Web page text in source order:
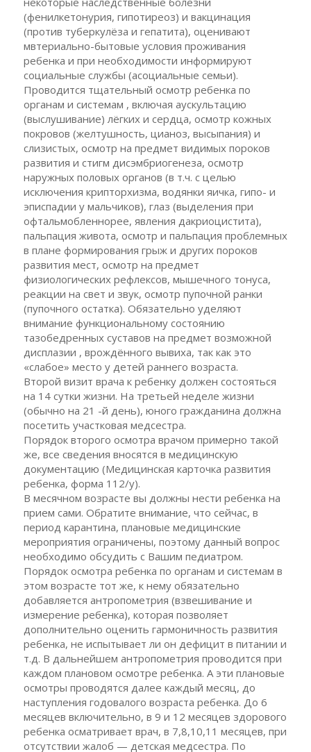
(фенилкетонурия, гипотиреоз) и вакцинация
(против туберкулёза и гепатита), оценивают
мвтериально-бытовые условия проживания
ребенка и при необходимости информируют
социальные службы (асоциальные семьи).
Проводится тщательный осмотр ребенка по
органам и системам , включая аускультацию
(выслушивание) лёгких и сердца, осмотр кожных
покровов (желтушность, цианоз, высыпания) и
слизистых, осмотр на предмет видимых пороков
развития и стигм дисэмбриогенеза, осмотр
наружных половых органов (в т.ч. с целью
исключения крипторхизма, водянки яичка, гипо- и
эписпадии у мальчиков), глаз (выделения при
офтальмобленнорее, явления дакриоцистита),
пальпация живота, осмотр и пальпация проблемных
в плане формирования грыж и других пороков
развития мест, осмотр на предмет
физиологических рефлексов, мышечного тонуса,
реакции на свет и звук, осмотр пупочной ранки
(пупочного остатка). Обязательно уделяют
внимание функциональному состоянию
тазобедренных суставов на предмет возможной
дисплазии , врождённого вывиха, так как это
«слабое» место у детей раннего возраста.
Второй визит врача к ребенку должен состояться
на 14 сутки жизни. На третьей неделе жизни
(обычно на 21 -й день), юного гражданина должна
посетить участковая медсестра.
Порядок второго осмотра врачом примерно такой
же, все сведения вносятся в медицинскую
документацию (Медицинская карточка развития
ребенка, форма 112/у).
В месячном возрасте вы должны нести ребенка на
прием сами. Обратите внимание, что сейчас, в
период карантина, плановые медицинские
мероприятия ограничены, поэтому данный вопрос
необходимо обсудить с Вашим педиатром.
Порядок осмотра ребенка по органам и системам в
этом возрасте тот же, к нему обязательно
добавляется антропометрия (взвешивание и
измерение ребенка), которая позволяет
дополнительно оценить гармоничность развития
ребенка, не испытывает ли он дефицит в питании и
т.д. В дальнейшем антропометрия проводится при
каждом плановом осмотре ребенка. А эти плановые
осмотры проводятся далее каждый месяц, до
наступления годовалого возраста ребенка. До 6
месяцев включительно, в 9 и 12 месяцев здорового
ребенка осматривает врач, в 7,8,10,11 месяцев, при
отсутствии жалоб — детская медсестра. По